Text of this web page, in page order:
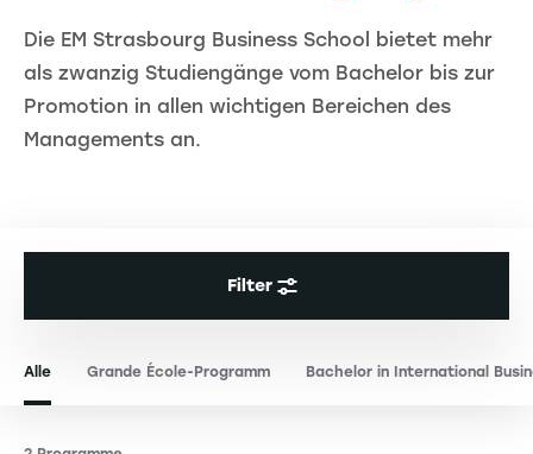
Die EM Strasbourg Business School bietet mehr
als zwanzig Studiengänge vom Bachelor bis zur
Promotion in allen wichtigen Bereichen des
Managements an.
Filter
Alle Grande École-Programm Bachelor in International